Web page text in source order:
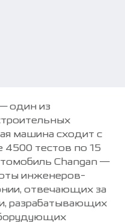
один из
машина сходит с
4500 тестов по 15
Changan —
инженеров-
отвечающих за
разрабатывающих